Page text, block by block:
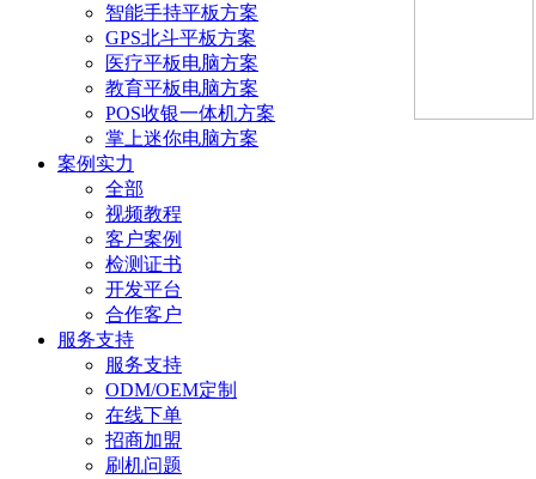
智能手持平板方案
GPS北斗平板方案
医疗平板电脑方案
教育平板电脑方案
POS收银一体机方案
掌上迷你电脑方案
案例实力
全部
视频教程
客户案例
检测证书
开发平台
合作客户
服务支持
服务支持
ODM/OEM定制
在线下单
招商加盟
刷机问题